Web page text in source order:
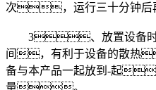
次，运行三十分钟后
3、放置设备时要
间，有利于设备的散热
备与本产品一起放到-起
量。